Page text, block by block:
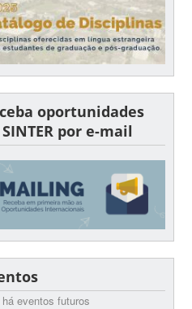
oportunidades
por e-mail
há eventos futuros